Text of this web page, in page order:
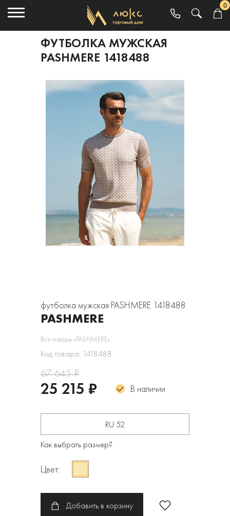
0
ФУТБОЛКА МУЖСКАЯ
PASHMERE 1418488
футболка мужская PASHMERE 1418488
PASHMERE
Все товары «PASHMERE»
Код товара: 1418488
67 645 ₽
25 215 ₽ В наличии
RU 52
Как выбрать размер?
Цвет:
Добавить в корзину